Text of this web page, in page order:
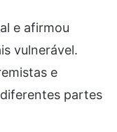
e afirmou
vulnerável.
e
partes